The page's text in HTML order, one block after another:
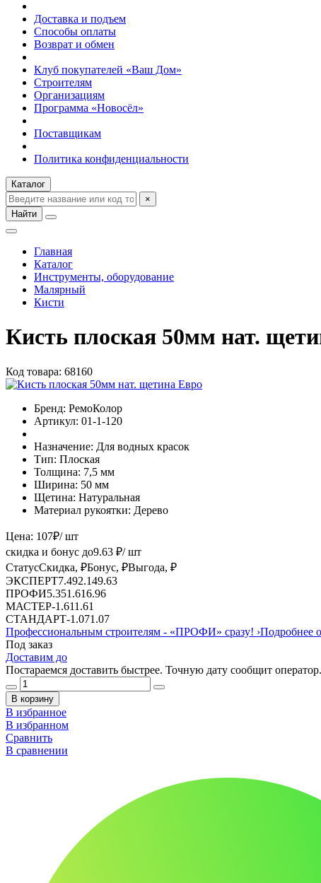
Доставка и подъем
Способы оплаты
Возврат и обмен
Клуб покупателей «Ваш Дом»
Строителям
Организациям
Программа «Новосёл»
Поставщикам
Политика конфиденциальности
Каталог
×
Найти
Главная
Каталог
Инструменты, оборудование
Малярный
Кисти
Кисть плоская 50мм нат.
Код товара: 68160
Бренд: РемоКолор
Артикул: 01-1-120
Назначение: Для водных красок
Тип: Плоская
Толщина: 7,5 мм
Ширина: 50 мм
Щетина: Натуральная
Материал рукоятки: Дерево
Цена: 107₽/ шт
скидка и бонус до9.63 ₽/ шт
СтатусСкидка, ₽Бонус, ₽Выгода, ₽
ЭКСПЕРТ7.492.149.63
ПРОФИ5.351.616.96
МАСТЕР-1.611.61
СТАНДАРТ-1.071.07
Профессиональным строителям - «ПРОФИ» сразу! ›Подробнее
Под заказ
Доставим до
Постараемся доставить быстрее. Точную дату сообщит оператор.
В корзину
В избранное
В избранном
Сравнить
В сравнении